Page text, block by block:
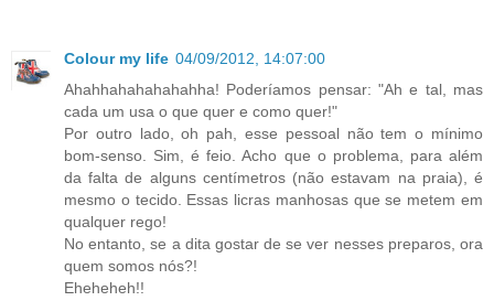
Colour my life 04/09/2012, 14:07:00
Ahahhahahahahahha! Poderíamos pensar: "Ah e tal, mas
cada um usa o que quer e como quer!"
Por outro lado, oh pah, esse pessoal não tem o mínimo
bom-senso. Sim, é feio. Acho que o problema, para além
da falta de alguns centímetros (não estavam na praia), é
mesmo o tecido. Essas licras manhosas que se metem em
qualquer rego!
No entanto, se a dita gostar de se ver nesses preparos, ora
quem somos nós?!
Eheheheh!!